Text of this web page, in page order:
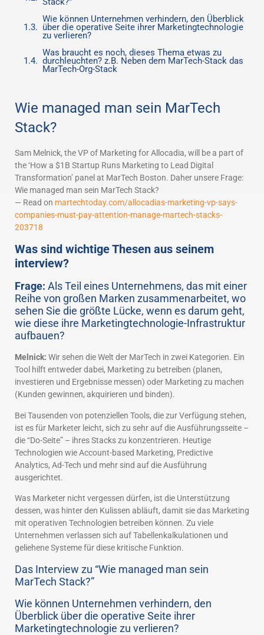
Wie können Unternehmen verhindern, den Überblick
über die operative Seite ihrer Marketingtechnologie
zu verlieren?
Was braucht es noch, dieses Thema etwas zu
durchleuchten? z.B. Neben dem MarTech-Stack das
MarTech-Org-Stack
Wie managed man sein MarTech
Stack?
Sam Melnick, the VP of Marketing for Allocadia, will be a part of
the ‘How a $1B Startup Runs Marketing to Lead Digital
Transformation’ panel at MarTech Boston. Daher unsere Frage:
Wie managed man sein MarTech Stack?
— Read on martechtoday.com/allocadias-marketing-vp-says-
companies-must-pay-attention-manage-martech-stacks-
203718
Was sind wichtige Thesen aus seinem
interview?
Frage: Als Teil eines Unternehmens, das mit einer
Reihe von großen Marken zusammenarbeitet, wo
sehen Sie die größte Lücke, wenn es darum geht,
wie diese ihre Marketingtechnologie-Infrastruktur
aufbauen?
Melnick: Wir sehen die Welt der MarTech in zwei Kategorien. Ein
Tool hilft entweder dabei, Marketing zu betreiben (planen,
investieren und Ergebnisse messen) oder Marketing zu machen
(Kunden gewinnen, akquirieren und binden).
Bei Tausenden von potenziellen Tools, die zur Verfügung stehen,
ist es für Marketer leicht, sich zu sehr auf die Ausführungsseite –
die “Do-Seite” – ihres Stacks zu konzentrieren. Heutige
Technologien wie Account-based Marketing, Predictive
Analytics, Ad-Tech und mehr sind auf die Ausführung
ausgerichtet.
Was Marketer nicht vergessen dürfen, ist die Unterstützung
dessen, was hinter den Kulissen abläuft, damit sie das Marketing
mit operativen Technologien betreiben können. Zu viele
Unternehmen verlassen sich auf Tabellenkalkulationen und
geliehene Systeme für diese kritische Funktion.
Das Interview zu “Wie managed man sein
MarTech Stack?”
Wie können Unternehmen verhindern, den
Überblick über die operative Seite ihrer
Marketingtechnologie zu verlieren?